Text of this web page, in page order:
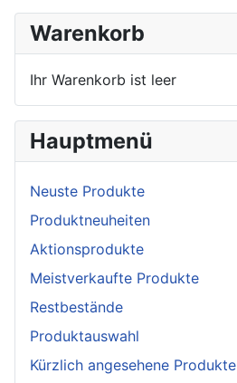
Warenkorb
Ihr Warenkorb ist leer
Hauptmenü
Neuste Produkte
Produktneuheiten
Aktionsprodukte
Meistverkaufte Produkte
Restbestände
Produktauswahl
Kürzlich angesehene Produkte